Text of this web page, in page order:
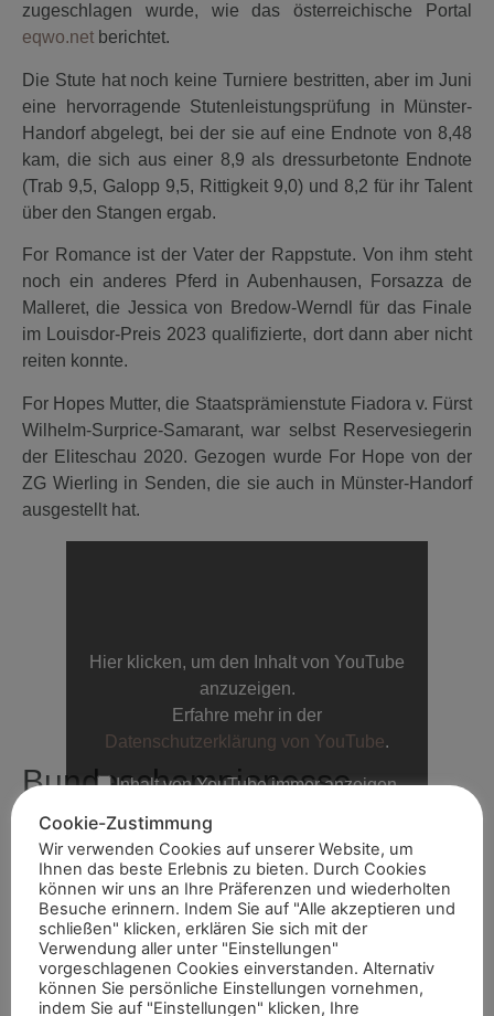
zugeschlagen wurde, wie das österreichische Portal
eqwo.net berichtet.
Die Stute hat noch keine Turniere bestritten, aber im Juni
eine hervorragende Stutenleistungsprüfung in Münster-
Handorf abgelegt, bei der sie auf eine Endnote von 8,48
kam, die sich aus einer 8,9 als dressurbetonte Endnote
(Trab 9,5, Galopp 9,5, Rittigkeit 9,0) und 8,2 für ihr Talent
über den Stangen ergab.
For Romance ist der Vater der Rappstute. Von ihm steht
noch ein anderes Pferd in Aubenhausen, Forsazza de
Malleret, die Jessica von Bredow-Werndl für das Finale
im Louisdor-Preis 2023 qualifizierte, dort dann aber nicht
reiten konnte.
For Hopes Mutter, die Staatsprämienstute Fiadora v. Fürst
Wilhelm-Surprice-Samarant, war selbst Reservesiegerin
der Eliteschau 2020. Gezogen wurde For Hope von der
ZG Wierling in Senden, die sie auch in Münster-Handorf
ausgestellt hat.
Hier klicken, um den Inhalt von YouTube
anzuzeigen.
Erfahre mehr in der
Datenschutzerklärung von YouTube.
Inhalt von YouTube immer anzeigen
For Hope Stute v. For Romance I – Fürst
Wilhelm“ direkt öffnen
Bundeschampionesse
ebenfalls sechsstellig
For Hope war nicht das einzige Pferd, dessen offizieller
Zuschlagspreis im sechsstelligen Bereich lag. Das galt
zum Beispiel auch für die frisch gebackene
Bundeschampionesse der dreijährigen Stuten und
Wallache, Be My Sunshine v. Benicio. Die schicke
Braune hatte in Warendorf unter ihrer Züchterin
Cookie-Zustimmung
Wir verwenden Cookies auf unserer Website, um
Ihnen das beste Erlebnis zu bieten. Durch Cookies
können wir uns an Ihre Präferenzen und wiederholten
Besuche erinnern. Indem Sie auf "Alle akzeptieren und
schließen" klicken, erklären Sie sich mit der
Verwendung aller unter "Einstellungen"
vorgeschlagenen Cookies einverstanden. Alternativ
können Sie persönliche Einstellungen vornehmen,
indem Sie auf "Einstellungen" klicken, Ihre